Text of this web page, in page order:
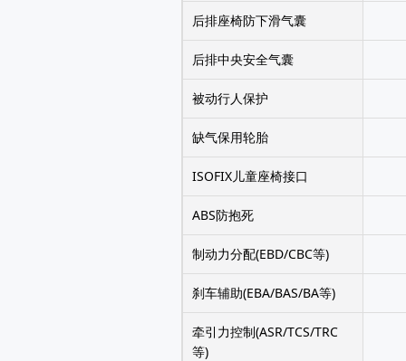
后排座椅防下滑气囊
后排中央安全气囊
被动行人保护
缺气保用轮胎
ISOFIX儿童座椅接口
ABS防抱死
制动力分配(EBD/CBC等)
刹车辅助(EBA/BAS/BA等)
牵引力控制(ASR/TCS/TRC
等)